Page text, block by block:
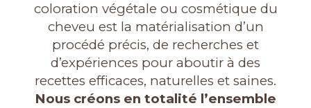
coloration végétale ou cosmétique du
cheveu est la matérialisation d’un
procédé précis, de recherches et
d’expériences pour aboutir à des
recettes efficaces, naturelles et saines.
Nous créons en totalité l’ensemble